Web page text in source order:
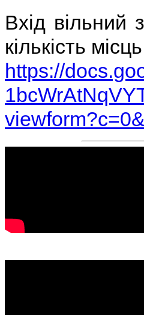
Вхід вільний
кількість
https://